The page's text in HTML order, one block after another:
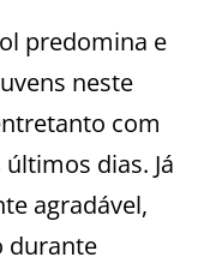
predomina e
neste
com
dias. Já
agradável,
durante